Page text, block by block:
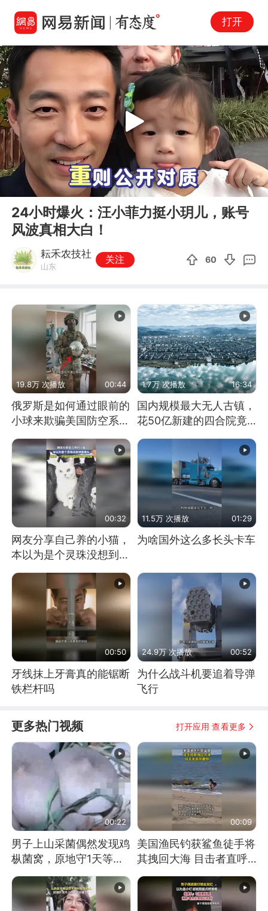
打开
00:00 05:22
Play
24小时爆火：汪小菲力挺小玥儿，账号
风波真相大白！
耘禾农技社
山东
关注 60
19.8万 次播放 00:44
俄罗斯是如何通过眼前的
小球来欺骗美国防空系统
的
1.7万 次播放 16:34
国内规模最大无人古镇，
花50亿新建的四合院竟
没人住，发生了啥
00:32
网友分享自己养的小猫，
本以为是个灵珠没想到是
11.5万 次播放 01:29
为啥国外这么多长头卡车
00:50
牙线抹上牙膏真的能锯断
铁栏杆吗
24.9万 次播放 00:52
为什么战斗机要追着导弹
飞行
更多热门视频 打开应用 查看更多
00:22
男子上山采菌偶然发现鸡
枞菌窝，原地守1天等它
长大：挖了140多朵
00:09
美国渔民钓获鲨鱼徒手将
其拽回大海 目击者直呼
震惊 （视频来源：参考
消息）